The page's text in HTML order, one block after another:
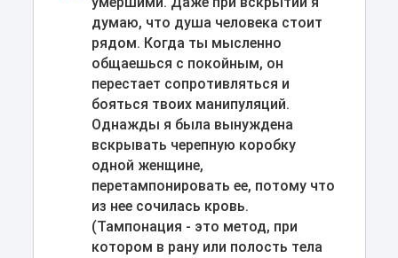
думаю, что душа человека стоит
рядом. Когда ты мысленно
общаешься с покойным, он
перестает сопротивляться и
бояться твоих манипуляций.
Однажды я была вынуждена
вскрывать черепную коробку
одной женщине,
перетампонировать ее, потому что
из нее сочилась кровь.
(Тампонация - это метод, при
котором в рану или полость тела